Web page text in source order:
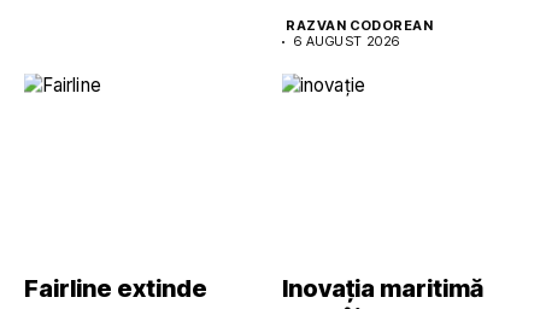
RAZVAN CODOREAN
6 AUGUST 2026
Fairline extinde
Inovația maritimă